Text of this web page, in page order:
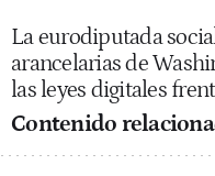
La eurodiputada
arancelarias de
las leyes digitales
Contenido